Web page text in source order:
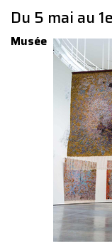
Du 5 mai au
Musée